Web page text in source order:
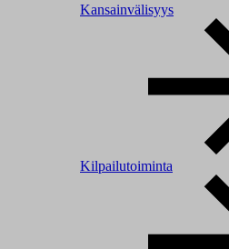
Kansainvälisyys
Kilpailutoiminta